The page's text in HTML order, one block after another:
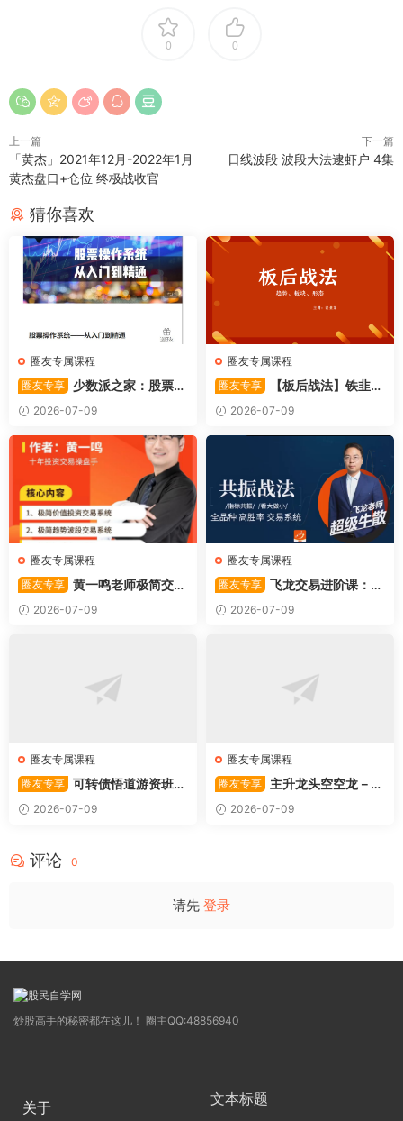
0 0
上一篇
「黄杰」2021年12月-2022年1月
黄杰盘口+仓位 终极战收官
下一篇
日线波段 波段大法逮虾户 4集
猜你喜欢
圈友专属课程
圈友专享
少数派之家：股票操
作系统—从入门到精通
2026-07-09
圈友专属课程
圈友专享
【板后战法】铁韭菜
板后强势战法
2026-07-09
圈友专属课程
圈友专享 黄一鸣老师极简交易
系统2026-07-09
圈友专属课程
圈友专享 飞龙交易进阶课：共
振战法
2026-07-09
圈友专属课程
圈友专享 可转债悟道游资班出
奇系列悟道系列守正系列课程-
卓妍
2026-07-09
圈友专属课程
圈友专享
主升龙头空空龙－竞
价抢筹盘口的量化公式与十几
年的体系干货，全篇2026061
2026-07-09
评论 0
请先 登录
炒股高手的秘密都在这儿！ 圈主QQ:48856940
关于
文本标题